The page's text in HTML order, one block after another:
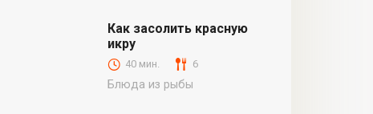
Как засолить красную
икру
40 мин. 6
Блюда из рыбы